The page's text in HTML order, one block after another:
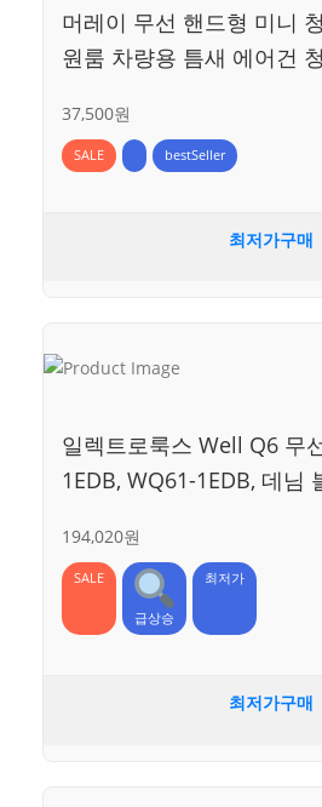
머레이 무선 핸드형 미니
원룸 차량용 틈새 에어건
37,500원
SALE bestSeller
최저가구매
일렉트로룩스 Well Q6 무
1EDB, WQ61-1EDB, 데님
194,020원
SALE
급상승
최저가
최저가구매